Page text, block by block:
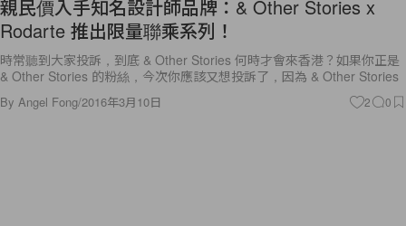
親民價入手知名設計師品牌：& Other Stories x
Rodarte 推出限量聯乘系列！
時常聽到大家投訴，到底 & Other Stories 何時才會來香港？如果你正是
& Other Stories 的粉絲，今次你應該又想投訴了，因為 & Other Stories
By Angel Fong/2016年3月10日 2 0